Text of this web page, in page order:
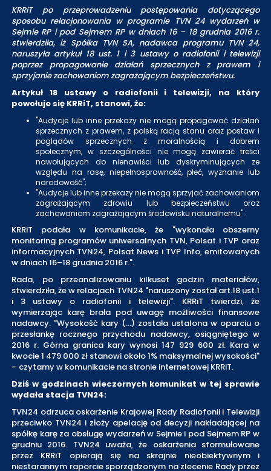
KRRiT po przeprowadzeniu postępowania dotyczącego
sposobu relacjonowania w programie TVN 24 wydarzeń w
Sejmie RP i pod Sejmem RP w dniach 16 – 18 grudnia 2016 r.
stwierdziła, iż Spółka TVN SA, nadawca programu TVN 24,
naruszyła artykuł 18 ust. 1 i 3 ustawy o radiofonii i telewizji
poprzez propagowanie działań sprzecznych z prawem i
sprzyjanie zachowaniom zagrażającym bezpieczeństwu.
Artykuł 18 ustawy o radiofonii i telewizji, na który
powołuje się KRRiT, stanowi, że:
"Audycje lub inne przekazy nie mogą propagować działań
sprzecznych z prawem, z polską racją stanu oraz postaw i
poglądów sprzecznych z moralnością i dobrem
społecznym, w szczególności nie mogą zawierać treści
nawołujących do nienawiści lub dyskryminujących ze
względu na rasę, niepełnosprawność, płeć, wyznanie lub
narodowość";
"Audycje lub inne przekazy nie mogą sprzyjać zachowaniom
zagrażającym zdrowiu lub bezpieczeństwu oraz
zachowaniom zagrażającym środowisku naturalnemu".
KRRiT podała w komunikacie, że "wykonała obszerny
monitoring programów uniwersalnych TVN, Polsat i TVP oraz
informacyjnych TVN24, Polsat News i TVP Info, emitowanych
w dniach 16–18 grudnia 2016 r.".
Rada, po przeanalizowaniu kilkuset godzin materiałów,
stwierdziła, że w relacjach TVN24 "naruszony został art.18 ust.1
i 3 ustawy o radiofonii i telewizji". KRRiT twierdzi, że
wymierzając karę brała pod uwagę możliwości finansowe
nadawcy. "Wysokość kary (...) została ustalona w oparciu o
przesłankę rocznego przychodu nadawcy, osiągniętego w
2016 r. Górna granica kary wynosi 147 929 600 zł. Kara w
kwocie 1 479 000 zł stanowi około 1% maksymalnej wysokości"
– czytamy w komunikacie na stronie internetowej KRRiT.
Dziś w godzinach wieczornych komunikat w tej sprawie
wydała stacja TVN24:
TVN24 odrzuca oskarżenie Krajowej Rady Radiofonii i Telewizji
przeciwko TVN24 i złoży apelację od decyzji nakładającej na
spółkę karę za obsługę wydarzeń w Sejmie i pod Sejmem RP w
grudniu 2016. TVN24 uważa, że oskarżenia sformułowane
przez KRRiT opierają się na skrajnie nieobiektywnym i
niestarannym raporcie sporządzonym na zlecenie Rady przez